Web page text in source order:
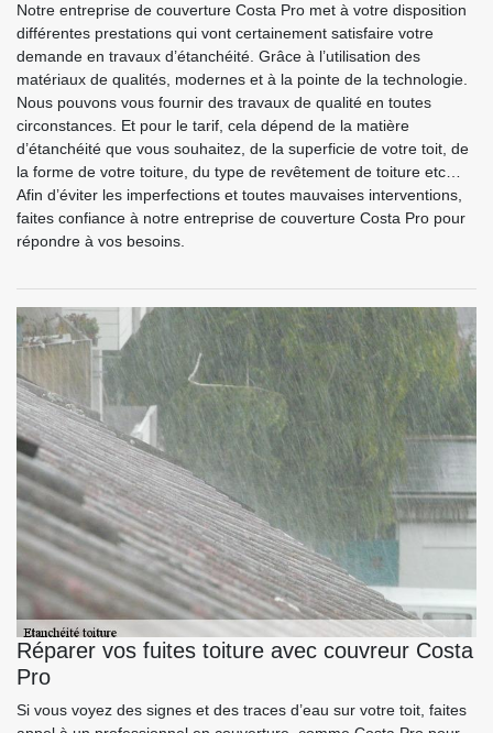
Notre entreprise de couverture Costa Pro met à votre disposition
différentes prestations qui vont certainement satisfaire votre
demande en travaux d’étanchéité. Grâce à l’utilisation des
matériaux de qualités, modernes et à la pointe de la technologie.
Nous pouvons vous fournir des travaux de qualité en toutes
circonstances. Et pour le tarif, cela dépend de la matière
d’étanchéité que vous souhaitez, de la superficie de votre toit, de
la forme de votre toiture, du type de revêtement de toiture etc…
Afin d’éviter les imperfections et toutes mauvaises interventions,
faites confiance à notre entreprise de couverture Costa Pro pour
répondre à vos besoins.
Réparer vos fuites toiture avec couvreur Costa
Pro
Si vous voyez des signes et des traces d’eau sur votre toit, faites